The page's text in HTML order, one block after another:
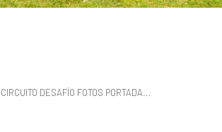
DESAFÍO FOTOS PORTADA...